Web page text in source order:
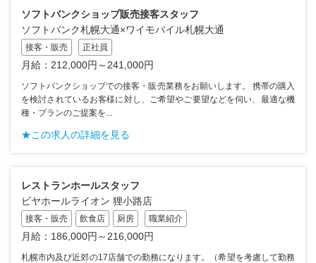
ソフトバンクショップ販売接客スタッフ
ソフトバンク札幌大通×ワイモバイル札幌大通
接客・販売 正社員
月給：212,000円～241,000円
ソフトバンクショップでの接客・販売業務をお願いします。 携帯の購入
を検討されているお客様に対し、ご希望やご要望などを伺い、最適な機
種・プランのご提案を...
★この求人の詳細を見る
レストランホールスタッフ
ビヤホールライオン 狸小路店
接客・販売 飲食店 厨房 職業紹介
月給：186,000円～216,000円
札幌市内及び近郊の17店舗での勤務になります。（希望を考慮して勤務